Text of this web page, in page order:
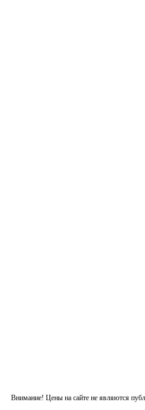
Внимание! Цены на сайте не являются